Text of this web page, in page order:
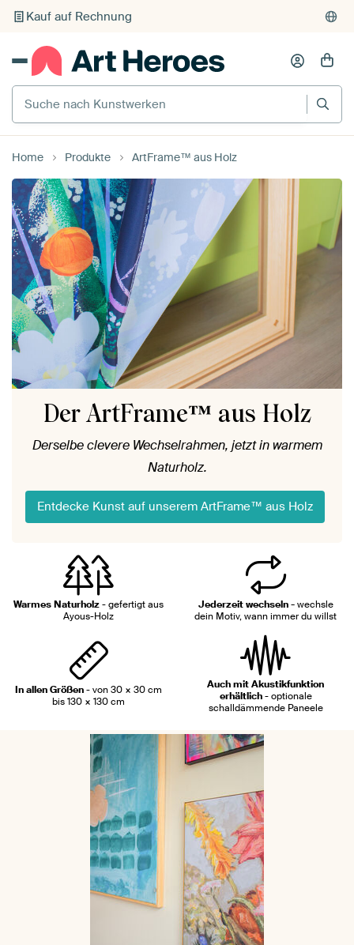
Individueller Druck auf Bestellung
Suche nach Kunstwerken
Home Produkte ArtFrame™ aus Holz
Der ArtFrame™ aus Holz
Derselbe clevere Wechselrahmen, jetzt in warmem
Naturholz.
Entdecke Kunst auf unserem ArtFrame™ aus Holz
Warmes Naturholz- gefertigt aus
Ayous-Holz
Jederzeit wechseln -wechsle
dein Motiv, wann immer du willst
In allen Größen- von 30 × 30 cm
bis 130 × 130 cm
Auch mit Akustikfunktion
erhältlich- optionale
schalldämmende Paneele